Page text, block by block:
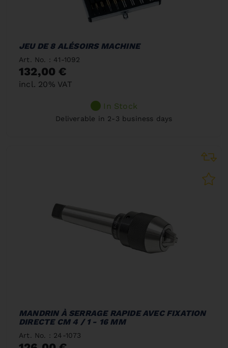
JEU DE 8 ALÉSOIRS MACHINE
Art. No. : 41-1092
132,00 €
incl. 20% VAT
In Stock
Deliverable in 2-3 business days
MANDRIN À SERRAGE RAPIDE AVEC FIXATION
DIRECTE CM 4 / 1 - 16 MM
Art. No. : 24-1073